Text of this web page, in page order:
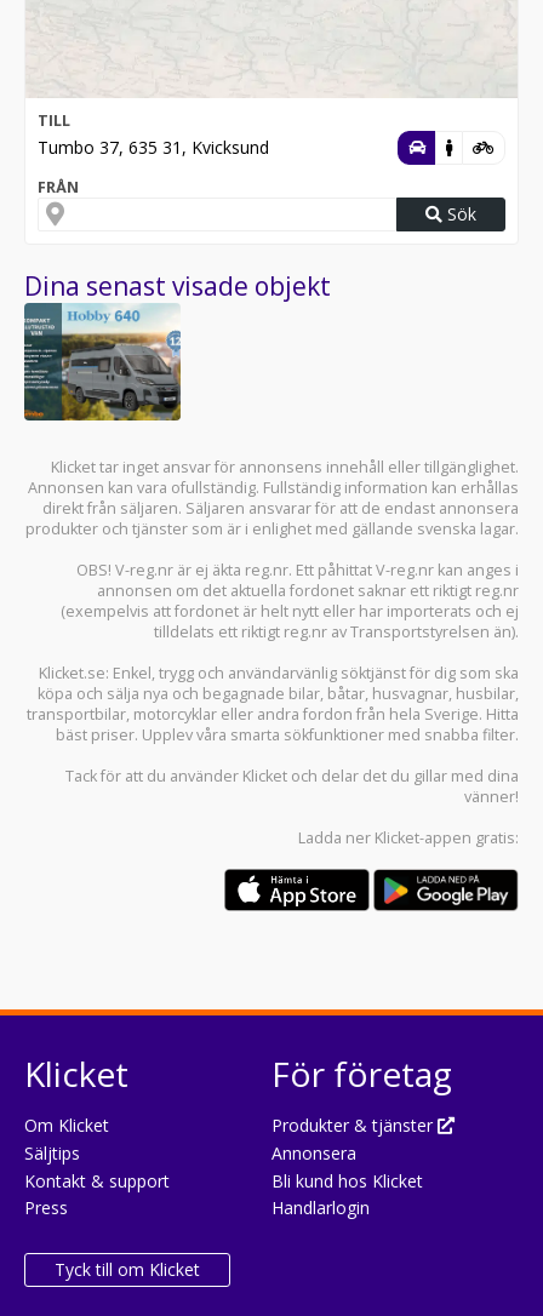
TILL
Tumbo 37, 635 31, Kvicksund
FRÅN
Sök
Dina senast visade objekt
Klicket tar inget ansvar för annonsens innehåll eller tillgänglighet.
Annonsen kan vara ofullständig. Fullständig information kan erhållas
direkt från säljaren. Säljaren ansvarar för att de endast annonsera
produkter och tjänster som är i enlighet med gällande svenska lagar.
OBS! V-reg.nr är ej äkta reg.nr. Ett påhittat V-reg.nr kan anges i
annonsen om det aktuella fordonet saknar ett riktigt reg.nr
(exempelvis att fordonet är helt nytt eller har importerats och ej
tilldelats ett riktigt reg.nr av Transportstyrelsen än).
Klicket.se: Enkel, trygg och användarvänlig söktjänst för dig som ska
köpa och sälja nya och begagnade bilar, båtar, husvagnar, husbilar,
transportbilar, motorcyklar eller andra fordon från hela Sverige. Hitta
bäst priser. Upplev våra smarta sökfunktioner med snabba filter.
Tack för att du använder Klicket och delar det du gillar med dina
vänner!
Ladda ner Klicket-appen gratis:
Klicket
Om Klicket
Säljtips
Kontakt & support
Press
Tyck till om Klicket
För företag
Produkter & tjänster
Annonsera
Bli kund hos Klicket
Handlarlogin